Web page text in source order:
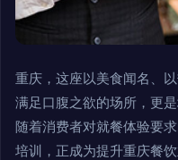
重庆，这座以美食闻名、
满足口腹之欲的场所，更
随着消费者对就餐体验要
培训，正成为提升重庆餐